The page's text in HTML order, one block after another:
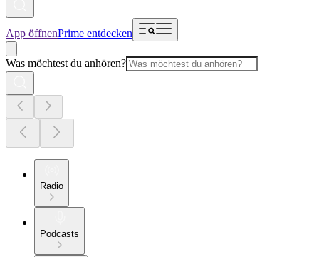
App öffnenPrime entdecken
Was möchtest du anhören?
Radio
Podcasts